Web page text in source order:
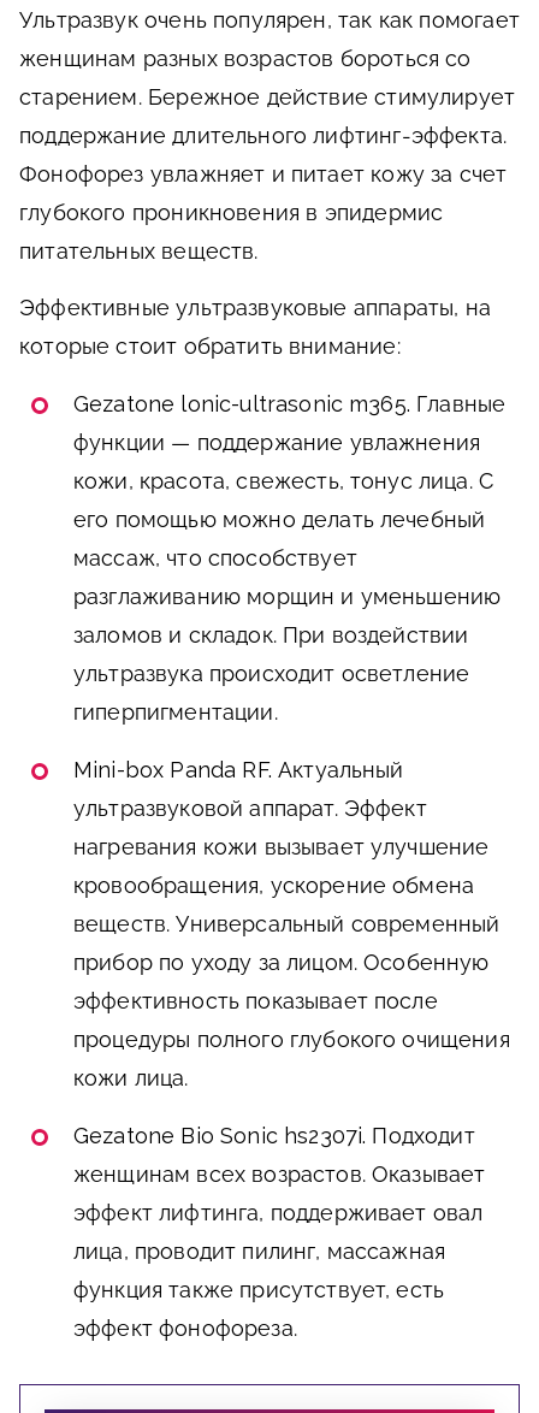
Ультразвук очень популярен, так как помогает
женщинам разных возрастов бороться со
старением. Бережное действие стимулирует
поддержание длительного лифтинг-эффекта.
Фонофорез увлажняет и питает кожу за счет
глубокого проникновения в эпидермис
питательных веществ.
Эффективные ультразвуковые аппараты, на
которые стоит обратить внимание:
Gezatone lonic-ultrasonic m365. Главные
функции — поддержание увлажнения
кожи, красота, свежесть, тонус лица. С
его помощью можно делать лечебный
массаж, что способствует
разглаживанию морщин и уменьшению
заломов и складок. При воздействии
ультразвука происходит осветление
гиперпигментации.
Mini-box Panda RF. Актуальный
ультразвуковой аппарат. Эффект
нагревания кожи вызывает улучшение
кровообращения, ускорение обмена
веществ. Универсальный современный
прибор по уходу за лицом. Особенную
эффективность показывает после
процедуры полного глубокого очищения
кожи лица.
Gezatone Bio Sonic hs2307i. Подходит
женщинам всех возрастов. Оказывает
эффект лифтинга, поддерживает овал
лица, проводит пилинг, массажная
функция также присутствует, есть
эффект фонофореза.